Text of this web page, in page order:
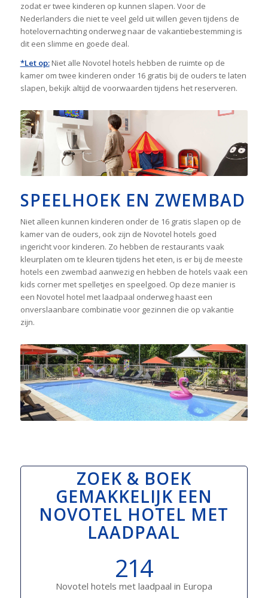
zodat er twee kinderen op kunnen slapen. Voor de
Nederlanders die niet te veel geld uit willen geven tijdens de
hotelovernachting onderweg naar de vakantiebestemming is
dit een slimme en goede deal.
*Let op:Niet alle Novotel hotels hebben de ruimte op de
kamer om twee kinderen onder 16 gratis bij de ouders te laten
slapen, bekijk altijd de voorwaarden tijdens het reserveren.
SPEELHOEK EN ZWEMBAD
Niet alleen kunnen kinderen onder de 16 gratis slapen op de
kamer van de ouders, ook zijn de Novotel hotels goed
ingericht voor kinderen. Zo hebben de restaurants vaak
kleurplaten om te kleuren tijdens het eten, is er bij de meeste
hotels een zwembad aanwezig en hebben de hotels vaak een
kids corner met spelletjes en speelgoed. Op deze manier is
een Novotel hotel met laadpaal onderweg haast een
onverslaanbare combinatie voor gezinnen die op vakantie
zijn.
ZOEK & BOEK
GEMAKKELIJK EEN
NOVOTEL HOTEL MET
LAADPAAL
214
Novotel hotels met laadpaal in Europa